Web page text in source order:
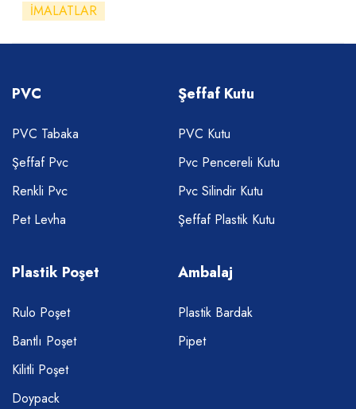
İMALATLAR
PVC
PVC Tabaka
Şeffaf Pvc
Renkli Pvc
Pet Levha
Şeffaf Kutu
PVC Kutu
Pvc Pencereli Kutu
Pvc Silindir Kutu
Şeffaf Plastik Kutu
Plastik Poşet
Rulo Poşet
Bantlı Poşet
Kilitli Poşet
Doypack
Ambalaj
Plastik Bardak
Pipet